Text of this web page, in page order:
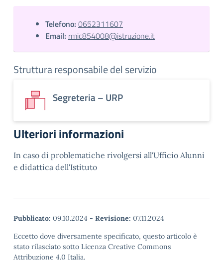
Telefono: 0652311607
Email: rmic854008@istruzione.it
Struttura responsabile del servizio
Segreteria – URP
Ulteriori informazioni
In caso di problematiche rivolgersi all'Ufficio Alunni
e didattica dell'Istituto
Pubblicato: 09.10.2024 - Revisione: 07.11.2024
Eccetto dove diversamente specificato, questo articolo è
stato rilasciato sotto Licenza Creative Commons
Attribuzione 4.0 Italia.